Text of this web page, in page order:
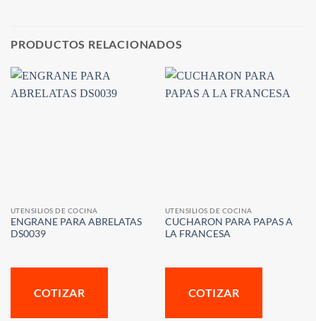
PRODUCTOS RELACIONADOS
UTENSILIOS DE COCINA
ENGRANE PARA ABRELATAS
DS0039
COTIZAR
UTENSILIOS DE COCINA
CUCHARON PARA PAPAS A
LA FRANCESA
COTIZAR